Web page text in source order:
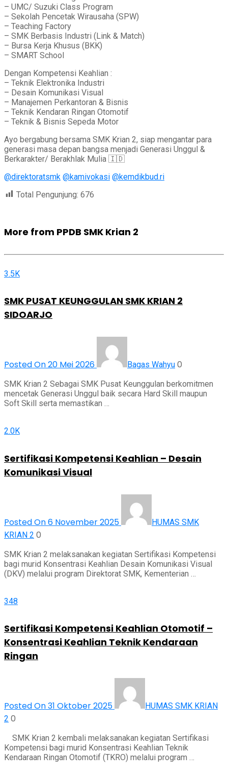
– UMC/ Suzuki Class Program
– Sekolah Pencetak Wirausaha (SPW)
– Teaching Factory
– SMK Berbasis Industri (Link & Match)
– Bursa Kerja Khusus (BKK)
– SMART School
Dengan Kompetensi Keahlian :
– Teknik Elektronika Industri
– Desain Komunikasi Visual
– Manajemen Perkantoran & Bisnis
– Teknik Kendaran Ringan Otomotif
– Teknik & Bisnis Sepeda Motor
Ayo bergabung bersama SMK Krian 2, siap mengantar para
generasi masa depan bangsa menjadi Generasi Unggul &
Berkarakter/ Berakhlak Mulia 🇮🇩
@direktoratsmk @kamivokasi @kemdikbud.ri
Total Pengunjung: 676
More from PPDB SMK Krian 2
3.5K
SMK PUSAT KEUNGGULAN SMK KRIAN 2
SIDOARJO
Posted On 20 Mei 2026 Bagas Wahyu 0
SMK Krian 2 Sebagai SMK Pusat Keunggulan berkomitmen
mencetak Generasi Unggul baik secara Hard Skill maupun
Soft Skill serta memastikan …
2.0K
Sertifikasi Kompetensi Keahlian – Desain
Komunikasi Visual
Posted On 6 November 2025
HUMAS SMK
KRIAN 2 0
SMK Krian 2 melaksanakan kegiatan Sertifikasi Kompetensi
bagi murid Konsentrasi Keahlian Desain Komunikasi Visual
(DKV) melalui program Direktorat SMK, Kementerian …
348
Sertifikasi Kompetensi Keahlian Otomotif –
Konsentrasi Keahlian Teknik Kendaraan
Ringan
Posted On 31 Oktober 2025
HUMAS SMK KRIAN
2 0
SMK Krian 2 kembali melaksanakan kegiatan Sertifikasi
Kompetensi bagi murid Konsentrasi Keahlian Teknik
Kendaraan Ringan Otomotif (TKRO) melalui program …